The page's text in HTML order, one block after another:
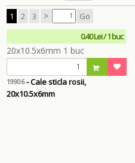
1 2 3 > Go
0.40 Lei / 1 buc
19906- Cale sticla rosii,
20x10.5x6mm